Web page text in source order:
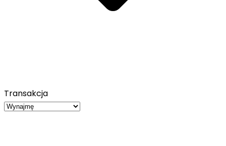
Transakcja